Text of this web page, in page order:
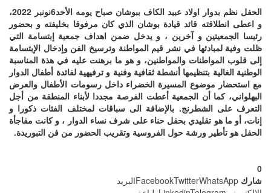
الحفل نظم بدوار اولاد عبيد الكاف ببوشان صباح يومه الأحد6نونبر 2022،
و اعطى انطلاقته قائد قيادة بوشان الذي كان مرفوقا بخليفته و بحضور
رئيسا الجمعيتين و آخرين ، و يدخل ضمن اهداف جمعية إبتسامة التي
ظلت وفية لمبادئها في نشر قيم المواطنة وترسيخ الفن وإدخال الإبتسامة
إلى قلوب المواطنات والمواطنين، و هو ما برهنت عليه في هذة المناسبة
الوطنية الغالية بتنظيمها أنشطة ثقافية وفنية و ترفيهية لفائدة أطفال الدوار
مع استحضار موضوع المسيرة الخضراء داخل رسومات الأطفال والعرض
البهلواني، كما أن الجمعية أعطت الفرصة مجددا لأبناء المنطقة من أجل
التعرف على الشطرنج. بالإضافة الى سباقات لمختلف الفئات ذكورا و
إنات، أو ما هو تقليدي بحفل حناء على شرف نساء الدوار ، و كانت مفاجأة
الحفل هو تأطير ورشة حول الفروسية وتقريب الحضور من فن التبوريدة.
0
شارك
FacebookTwitterWhatsApp
البريد